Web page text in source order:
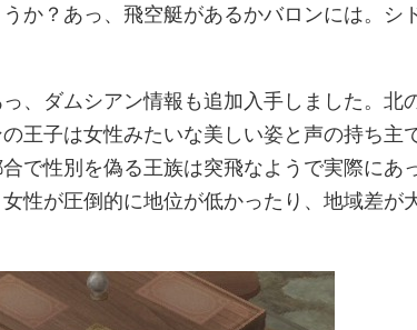
か？あっ、飛空艇があるかバロンには。シ
、ダムシアン情報も追加入手しました。北
王子は女性みたいな美しい姿と声の持ち主
で性別を偽る王族は突飛なようで実際にあ
性が圧倒的に地位が低かったり、地域差が